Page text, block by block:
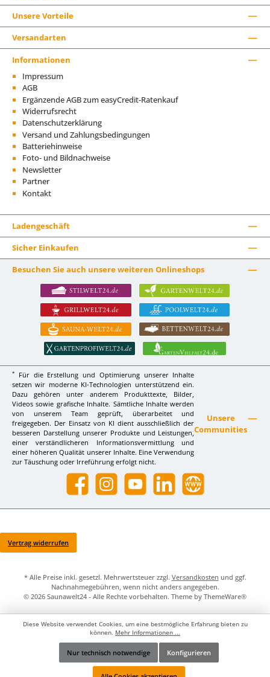
Unsere Vorteile
Versandarten
Informationen
Impressum
AGB
Ergänzende AGB zum easyCredit-Ratenkauf
Widerrufsrecht
Datenschutzerklärung
Versand und Zahlungsbedingungen
Batteriehinweise
Foto- und Bildnachweise
Newsletter
Partner
Kontakt
Ladengeschäft
Sicher Einkaufen
Besuchen Sie auch unsere weiteren Onlineshops
*
Für die Erstellung und Optimierung unserer Inhalte
setzen wir moderne KI-Technologien unterstützend ein.
Dazu gehören unter anderem Produkttexte, Bilder,
Videos sowie grafische Inhalte. Sämtliche Inhalte werden
von unserem Team geprüft, überarbeitet und
freigegeben. Der Einsatz von KI dient ausschließlich der
besseren Darstellung unserer Produkte und Leistungen,
einer verständlicheren Informationsvermittlung und
einer höheren Qualität unserer Inhalte. Eine Verwendung
zur Täuschung oder Irreführung erfolgt nicht.
Unsere
Communities
Facebook InstagramYouTube LinkedIn Website
Vertrag widerrufen
* Alle Preise inkl. gesetzl. Mehrwertsteuer zzgl. Versandkosten und ggf.
Nachnahmegebühren, wenn nicht anders angegeben.
© 2026 Saunawelt24 - Alle Rechte vorbehalten. Theme by ThemeWare®
Werkzeugleiste anzeigen
Diese Website verwendet Cookies, um eine bestmögliche Erfahrung bieten zu
können. Mehr Informationen ...
Nur technisch notwendige Konfigurieren